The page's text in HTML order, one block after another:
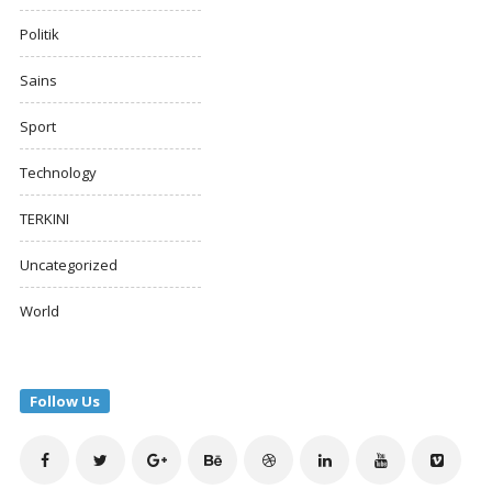
Politik
Sains
Sport
Technology
TERKINI
Uncategorized
World
Follow Us